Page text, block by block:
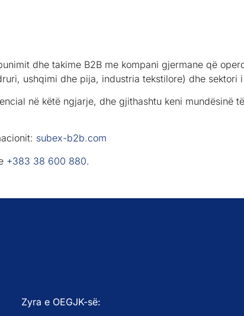
dhe takime B2B me kompani gjermane që
ushqimi dhe pija, industria tekstilore) dhe sektori i
në këtë ngjarje, dhe gjithashtu keni mundësinë
subex-b2b.com
+383 38 600 880.
Zyra e OEGJK-së: